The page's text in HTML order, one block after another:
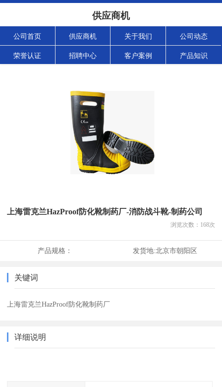
供应商机
公司首页 供应商机 关于我们 公司动态
荣誉认证 招聘中心 客户案例 产品知识
上海雷克兰HazProof防化靴制药厂-消防战斗靴-制药公司
浏览次数： 168次
产品规格： 发货地:北京市朝阳区
关键词
上海雷克兰HazProof防化靴制药厂
详细说明